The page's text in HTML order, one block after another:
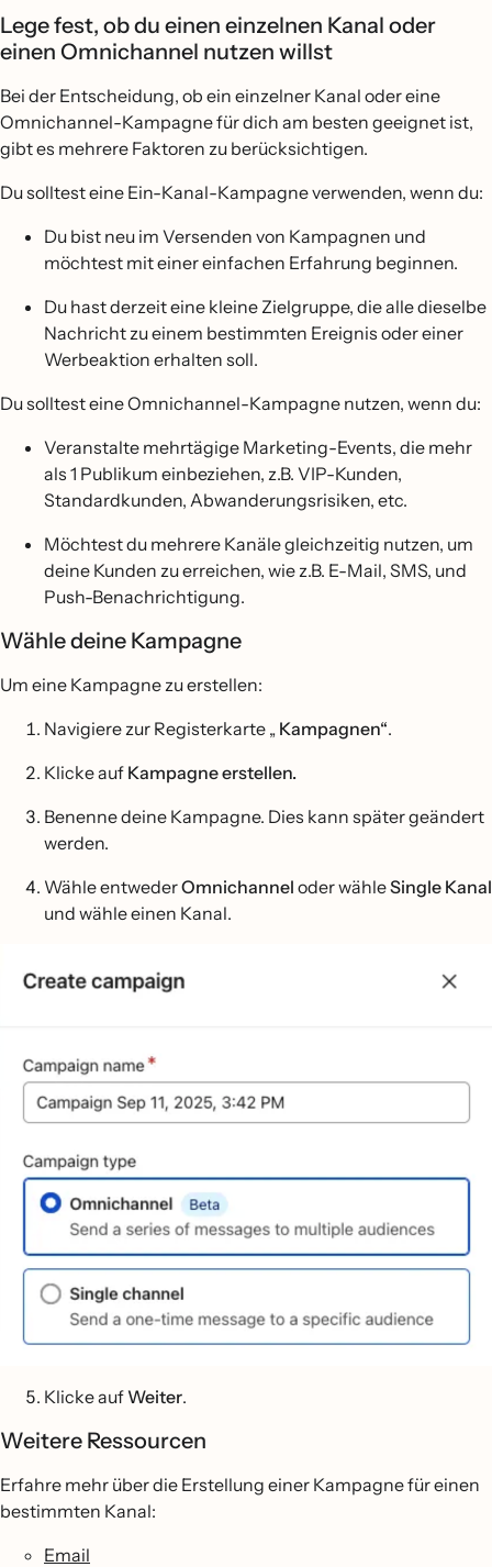
Lege fest, ob du einen einzelnen Kanal oder
einen Omnichannel nutzen willst
Bei der Entscheidung, ob ein einzelner Kanal oder eine
Omnichannel-Kampagne für dich am besten geeignet ist,
gibt es mehrere Faktoren zu berücksichtigen.
Du solltest eine Ein-Kanal-Kampagne verwenden, wenn du:
Du bist neu im Versenden von Kampagnen und
möchtest mit einer einfachen Erfahrung beginnen.
Du hast derzeit eine kleine Zielgruppe, die alle dieselbe
Nachricht zu einem bestimmten Ereignis oder einer
Werbeaktion erhalten soll.
Du solltest eine Omnichannel-Kampagne nutzen, wenn du:
Veranstalte mehrtägige Marketing-Events, die mehr
als 1 Publikum einbeziehen, z.B. VIP-Kunden,
Standardkunden, Abwanderungsrisiken, etc.
Möchtest du mehrere Kanäle gleichzeitig nutzen, um
deine Kunden zu erreichen, wie z.B. E-Mail, SMS, und
Push-Benachrichtigung.
Wähle deine Kampagne
Um eine Kampagne zu erstellen:
Navigiere zur Registerkarte „ Kampagnen“.
Klicke auf Kampagne erstellen.
Benenne deine Kampagne. Dies kann später geändert
werden.
Wähle entwederOmnichannel oder wähleSingle Kanal
und wähle einen Kanal.
Klicke aufWeiter.
Weitere Ressourcen
Erfahre mehr über die Erstellung einer Kampagne für einen
bestimmten Kanal:
Email